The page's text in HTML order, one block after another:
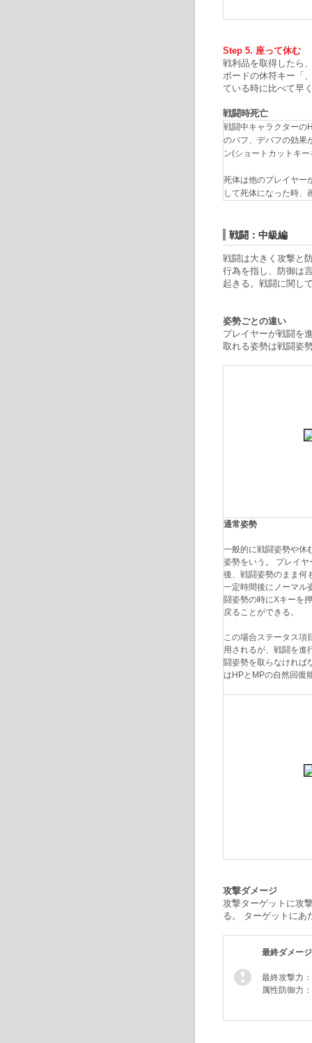
Step 5. 座って休む
戦利品を取得したら
ボードの休符キー「
ている時に比べて早
戦闘時死亡
戦闘中キャラクターの
のバフ、デバフの効果
ン(ショートカットキ
死体は他のプレイヤー
して死体になった時、
戦闘：中級編
戦闘は大きく攻撃と
行為を指し、防御は
起きる。戦闘に関し
姿勢ごとの違い
プレイヤーが戦闘を
取れる姿勢は戦闘姿
通常姿勢
一般的に戦闘姿勢や休
姿勢をいう。 プレイ
後、戦闘姿勢のまま何
一定時間後にノーマル
闘姿勢の時にXキーを
戻ることができる。
この場合ステータス項
用されるが、戦闘を進
闘姿勢を取らなければ
はHPとMPの自然回復
攻撃ダメージ
攻撃ターゲットに攻
る。 ターゲットにあ
最終ダメー
最終攻撃力
属性防御力